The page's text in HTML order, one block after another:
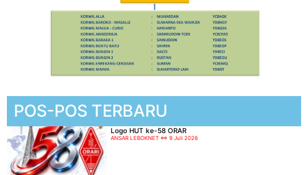
POS-POS TERBARU
Logo HUT ke-58 ORAR
ANSAR LEBOKNET 9 Juli 2026